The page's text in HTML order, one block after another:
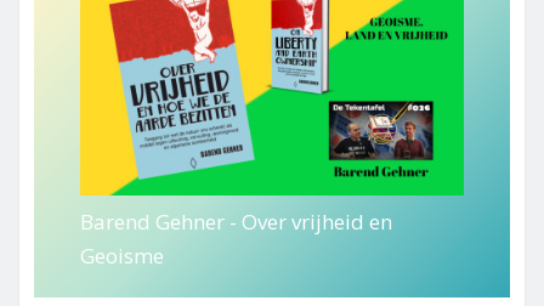
Barend Gehner - Over vrijheid en
Geoisme